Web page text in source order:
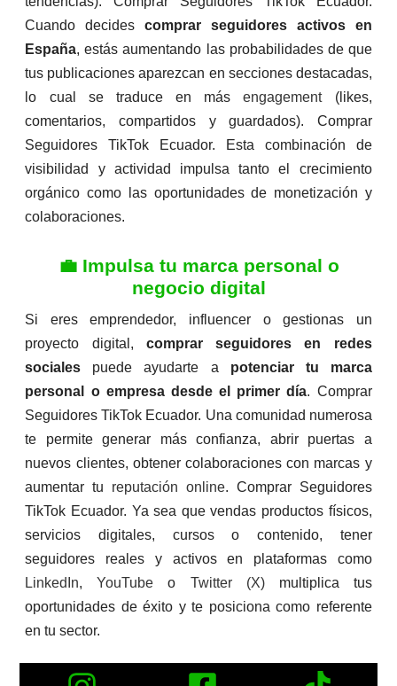
Cuando decidescomprar seguidores activos en
España, estás aumentando las probabilidades de que
tus publicaciones aparezcan en secciones destacadas,
lo cual se traduce en másengagement(likes,
comentarios, compartidos y guardados). Comprar
Seguidores TikTok Ecuador. Esta combinación de
visibilidad y actividad impulsa tanto el crecimiento
orgánico como las oportunidades de monetización y
colaboraciones.
💼 Impulsa tu marca personal o
negocio digital
Si eres emprendedor, influencer o gestionas un
proyecto digital, comprar seguidores en redes
sociales puede ayudarte a potenciar tu marca
personal o empresa desde el primer día. Comprar
Seguidores TikTok Ecuador. Una comunidad numerosa
te permite generar más confianza, abrir puertas a
nuevos clientes, obtener colaboraciones con marcas y
aumentar tu reputación online. Comprar Seguidores
TikTok Ecuador. Ya sea que vendas productos físicos,
servicios digitales, cursos o contenido, tener
seguidores reales y activos en plataformas como
LinkedIn,YouTube o Twitter (X)multiplica tus
oportunidades de éxito y te posiciona como referente
en tu sector.